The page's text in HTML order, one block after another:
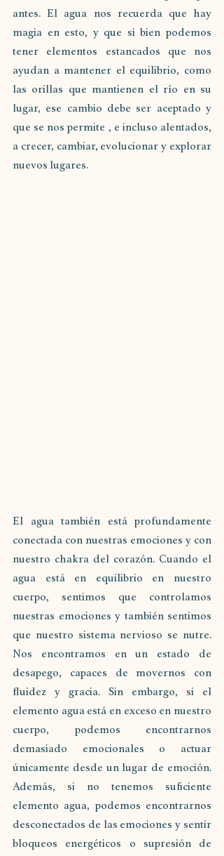
antes. El agua nos recuerda que hay
magia en esto, y que si bien podemos
tener elementos estancados que nos
ayudan a mantener el equilibrio, como
las orillas que mantienen el río en su
lugar, ese cambio debe ser aceptado y
que se nos permite , e incluso alentados,
a crecer, cambiar, evolucionar y explorar
nuevos lugares.
El agua también está profundamente
conectada con nuestras emociones y con
nuestro chakra del corazón. Cuando el
agua está en equilibrio en nuestro
cuerpo, sentimos que controlamos
nuestras emociones y también sentimos
que nuestro sistema nervioso se nutre.
Nos encontramos en un estado de
desapego, capaces de movernos con
fluidez y gracia. Sin embargo, si el
elemento agua está en exceso en nuestro
cuerpo, podemos encontrarnos
demasiado emocionales o actuar
únicamente desde un lugar de emoción.
Además, si no tenemos suficiente
elemento agua, podemos encontrarnos
desconectados de las emociones y sentir
bloqueos energéticos o supresión de